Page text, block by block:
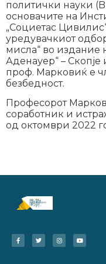
политички науки
основачите на
„Социетас
уредувачкиот
мисла“ во издание
Аденауер“ –
проф. Марковиќ е
безбедност.
Професорот
соработник и
од октомври 2022